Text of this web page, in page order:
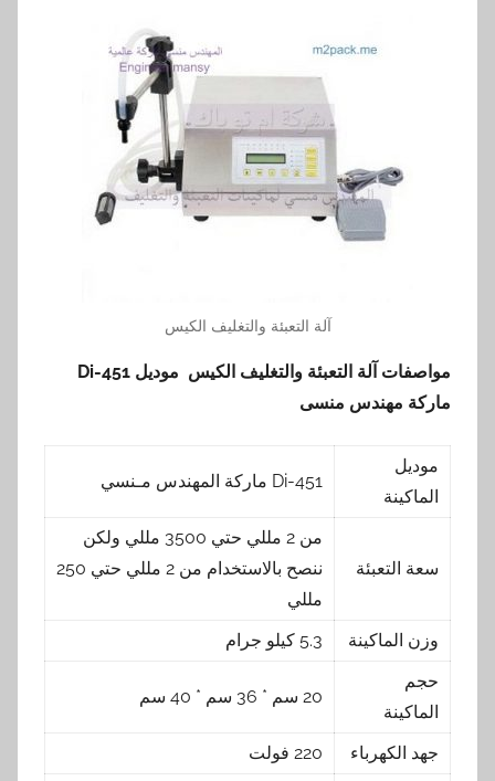
آلة التعبئة والتغليف الكيس
مواصفات آلة التعبئة والتغليف الكيس موديل 451-Di
ماركة مهندس منسى
موديل
الماكينة
451-Di ماركة المهندس مـنسي
سعة التعبئة
من 2 مللي حتي 3500 مللي ولكن
ننصح بالاستخدام من 2 مللي حتي 250
مللي
وزن الماكينة
5.3 كيلو جرام
حجم
الماكينة
20 سم * 36 سم * 40 سم
جهد الكهرباء 220 فولت